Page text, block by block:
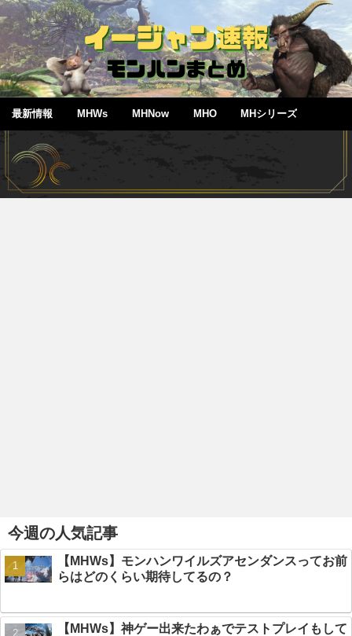
最新情報 MHWs MHNow MHO MHシリーズ
今週の人気記事
【MHWs】モンハンワイルズアセンダンスってお前
らはどのくらい期待してるの？
【MHWs】神ゲー出来たわぁでテストプレイもして